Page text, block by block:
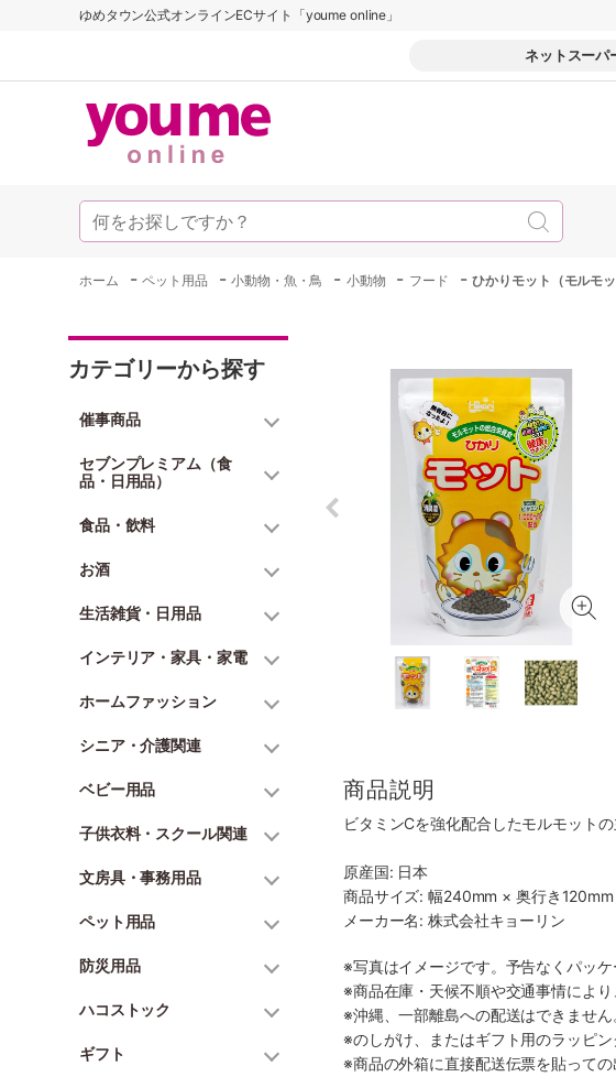
ゆめタウン公式オンラインECサイト「youme online」
ネットスーパ
ホーム -ペット用品 -小動物・魚・鳥 - 小動物 - フード -ひかりモット（モルモ
カテゴリーから探す
催事商品
セブンプレミアム（食
品・日用品）
食品・飲料
お酒
生活雑貨・日用品
インテリア・家具・家電
ホームファッション
シニア・介護関連
ベビー用品
子供衣料・スクール関連
文房具・事務用品
ペット用品
防災用品
ハコストック
ギフト
商品説明
ビタミンCを強化配合したモルモット
原産国: 日本
商品サイズ: 幅240mm × 奥行き
メーカー名: 株式会社キョーリン
※写真はイメージです。予告なくパッ
※商品在庫・天候不順や交通事情によ
※沖縄、一部離島への配送はできません
※のしがけ、またはギフト用のラッピ
※商品の外箱に直接配送伝票を貼っての